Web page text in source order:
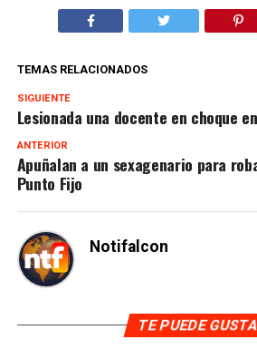
TEMAS RELACIONADOS
SIGUIENTE
Lesionada una docente en choque
ANTERIOR
Apuñalan a un sexagenario para
Punto Fijo
Notifalcon
TE PUEDE